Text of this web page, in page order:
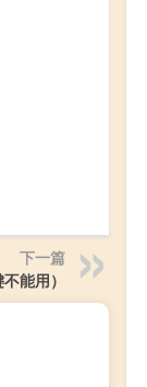
下一篇
能用）